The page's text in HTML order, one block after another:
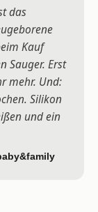
das
Kauf
Sauger. Erst
mehr. Und:
Silikon
und ein